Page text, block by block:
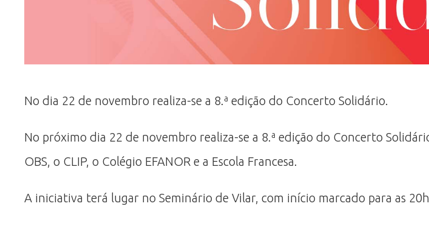
No dia 22 de novembro realiza-se a 8.ª edição do Concerto Solidário.
No próximo dia 22 de novembro realiza-se a 8.ª edição do Concerto
OBS, o CLIP, o Colégio EFANOR e a Escola Francesa.
A iniciativa terá lugar no Seminário de Vilar, com início marcado para as